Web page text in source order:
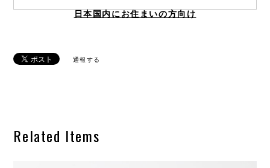
日本国内にお住まいの方向け
通報する
Related Items